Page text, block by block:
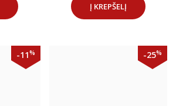
Į KREPŠELĮ
-11% -25%